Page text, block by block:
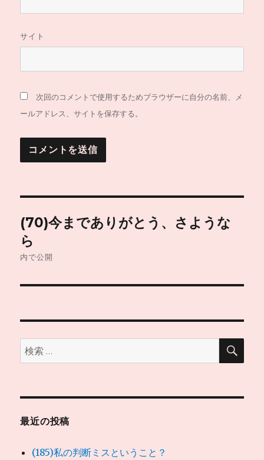
サイト
次回のコメントで使用するためブラウザーに自分の名前、メ
ールアドレス、サイトを保存する。
稿
ナ
ビ
シ
(70)今までありがとう、さような
ら
内で公開
検
索:
検
最近の投稿
(185)私の判断ミスということ？